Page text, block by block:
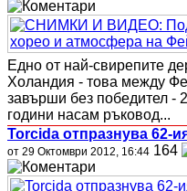
Едно от най-свирепите
Холандия - това между
завърши без победител -
години насам ръковод...
Torcida отпразнува 62-
от 29 Октомври 2012, 16:44 164